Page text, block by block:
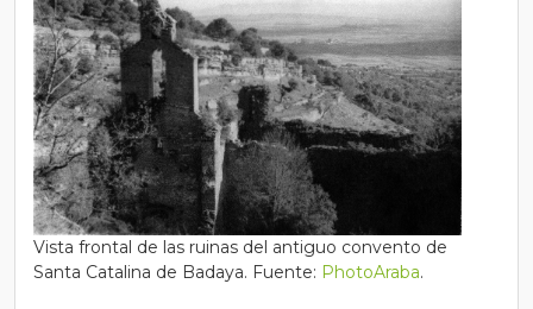
Vista frontal de las ruinas del antiguo convento de
Santa Catalina de Badaya. Fuente: PhotoAraba.